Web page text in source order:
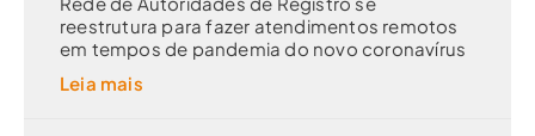
reestrutura para fazer atendimentos remotos
em tempos de pandemia do novo coronavírus
Leia mais